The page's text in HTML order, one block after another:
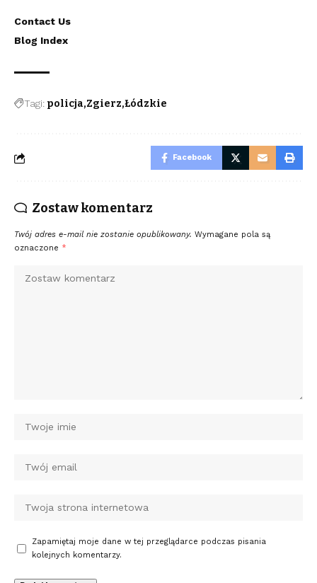
Contact Us
Blog Index
Tagi: policja Zgierz Łódzkie
Facebook
Zostaw komentarz
Twój adres e-mail nie zostanie opublikowany. Wymagane pola są
oznaczone *
Zapamiętaj moje dane w tej przeglądarce podczas pisania
kolejnych komentarzy.